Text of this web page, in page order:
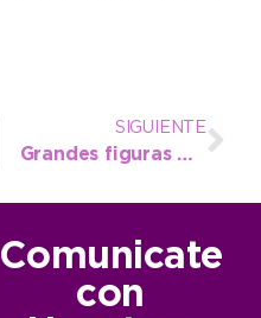
SIGUIENTE
Grandes figuras del beach vóley nacional pasaron por Necochea
Comunicate
con